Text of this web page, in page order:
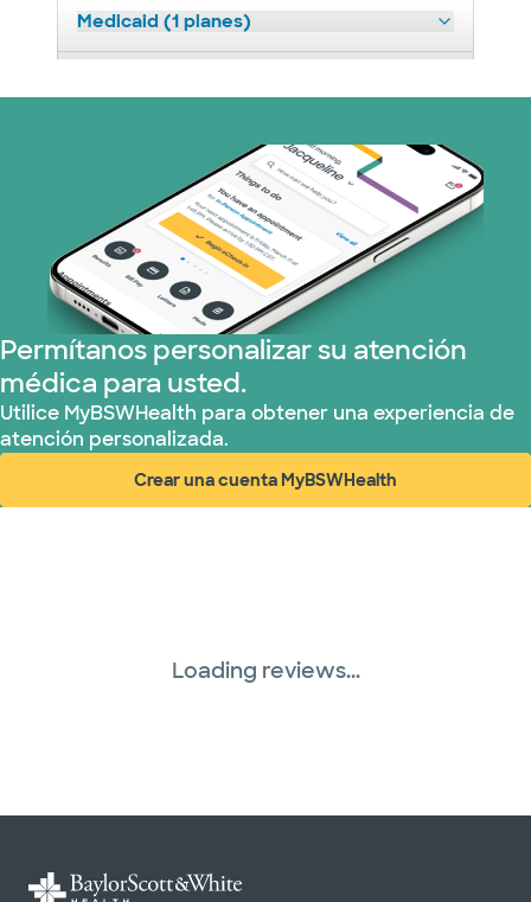
Medicaid (1 planes)
Nebraska Furniture Mart (3 planes)
Red PHCS (1 planes)
Prism Electric (1 planes)
Plan de Salud Superior (22 planes)
Tricare (3 planes)
United HealthCare (32 planes)
WellMed (15 planes)
Permítanos personalizar su atención
médica para usted.
Utilice MyBSWHealth para obtener una experiencia de
atención personalizada.
Crear una cuenta MyBSWHealth
(abre en ventana nueva)
Loading reviews...